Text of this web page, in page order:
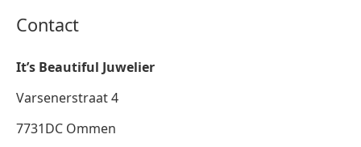
Contact
It’s Beautiful Juwelier
Varsenerstraat 4
7731DC Ommen